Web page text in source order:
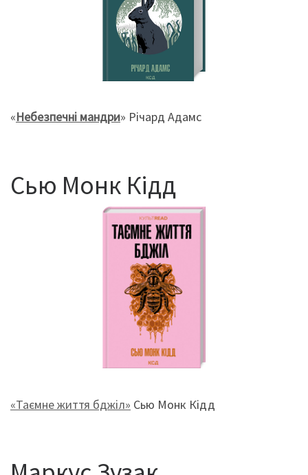
«Небезпечні мандри» Річард Адамс
Сью Монк Кідд
«Таємне життя бджіл» Сью Монк Кідд